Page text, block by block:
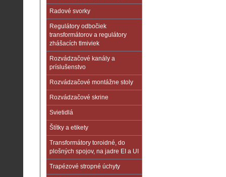
Radové svorky
Regulátory odbočiek
transformátorov a regulátory
zhášacích tlmiviek
Rozvádzačové kanály a
príslušenstvo
Rozvádzačové montážne stoly
Rozvádzačové skrine
Svietidlá
Štítky a etikety
Transformátory toroidné, do
plošných spojov, na jadre EI a UI
Trapézové stropné úchyty